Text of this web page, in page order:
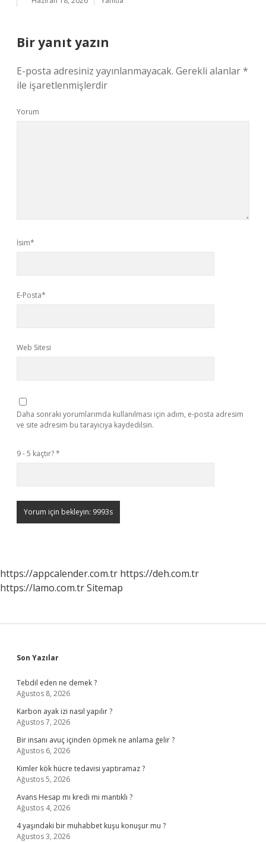
Bir yanıt yazın
E-posta adresiniz yayınlanmayacak. Gerekli alanlar*
ile işaretlenmişlerdir
Yorum
İsim*
E-Posta*
Web Sitesi
Daha sonraki yorumlarımda kullanılması için adım, e-posta adresim
ve site adresim bu tarayıcıya kaydedilsin.
9 - 5 kaçtır?*
https://appcalender.com.tr https://deh.com.tr
https://lamo.com.trSitemap
Sidebar
Son Yazılar
Tebdil eden ne demek ?
Ağustos 8, 2026
Karbon ayak izi nasıl yapılır ?
Ağustos 7, 2026
Bir insanı avuç içinden öpmek ne anlama gelir ?
Ağustos 6, 2026
Kimler kök hücre tedavisi yaptıramaz ?
Ağustos 5, 2026
Avans Hesap mı kredi mi mantıklı ?
Ağustos 4, 2026
4 yaşındaki bir muhabbet kuşu konuşur mu ?
Ağustos 3, 2026